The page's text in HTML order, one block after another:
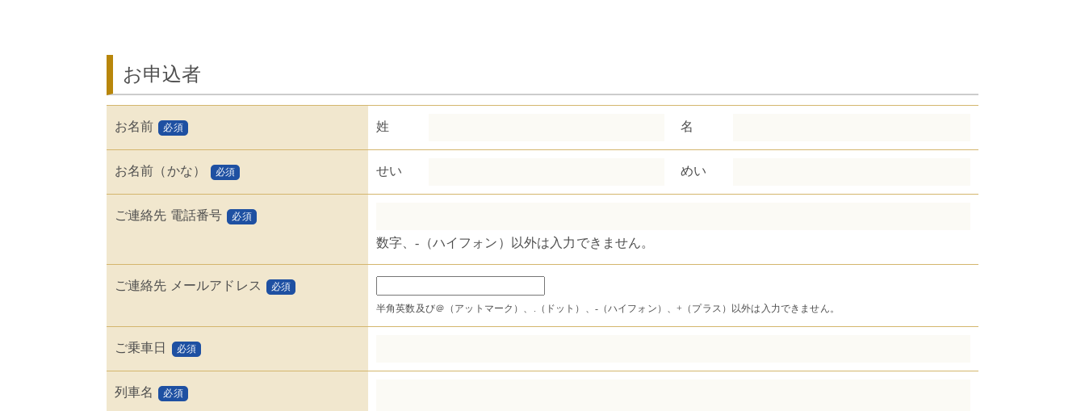
お申込者
お名前 必須 姓 名
お名前（かな） 必須 せい めい
ご連絡先 電話番号 必須
数字、‐（ハイフォン）以外は入力できません。
ご連絡先 メールアドレス
必須
半角英数及び＠（アットマーク）、.（ドット）、‐（ハイフォン）、+（プラス）以外は入力できません。
ご乗車日 必須
列車名 必須